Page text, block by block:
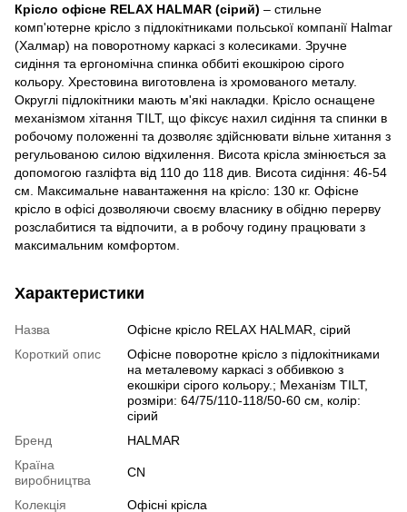
Крісло офісне RELAX HALMAR (сірий) – стильне
комп'ютерне крісло з підлокітниками польської компанії Halmar
(Халмар) на поворотному каркасі з колесиками. Зручне
сидіння та ергономічна спинка оббиті екошкірою сірого
кольору. Хрестовина виготовлена із хромованого металу.
Округлі підлокітники мають м'які накладки. Крісло оснащене
механізмом хітання TILT, що фіксує нахил сидіння та спинки в
робочому положенні та дозволяє здійснювати вільне хитання з
регульованою силою відхилення. Висота крісла змінюється за
допомогою газліфта від 110 до 118 див. Висота сидіння: 46-54
см. Максимальне навантаження на крісло: 130 кг. Офісне
крісло в офісі дозволяючи своєму власнику в обідню перерву
розслабитися та відпочити, а в робочу годину працювати з
максимальним комфортом.
Характеристики
Назва
Офісне крісло RELAX HALMAR, сірий
Короткий опис
Офісне поворотне крісло з підлокітниками
на металевому каркасі з оббивкою з
екошкіри сірого кольору.; Механізм TILT,
розміри: 64/75/110-118/50-60 см, колір:
сірий
Бренд
HALMAR
Країна
виробництва
CN
Колекція
Офісні крісла